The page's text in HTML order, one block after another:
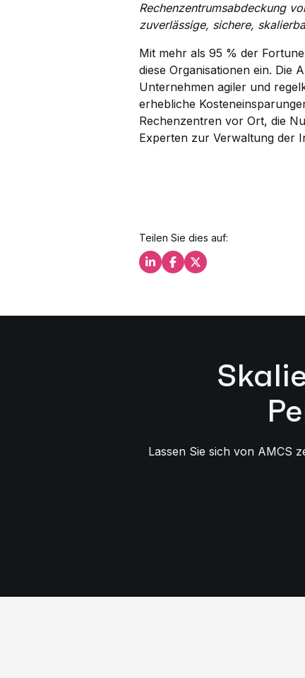
Rechenzentrumsabdeckung
zuverlässige, sichere,
Mit mehr als 95 % der
diese Organisationen ein. Die
Unternehmen agiler und
erhebliche
Rechenzentren vor Ort, die
Experten zur Verwaltung der
Teilen Sie dies auf:
Teilen Sie dies auf LinkedIn
Teilen Sie dies auf
Teilen Sie dies auf X
Lassen Sie sich von AMCS